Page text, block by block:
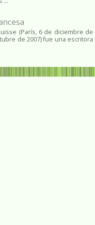
(París, 6 de diciembre de
de 2007) fue una escritora